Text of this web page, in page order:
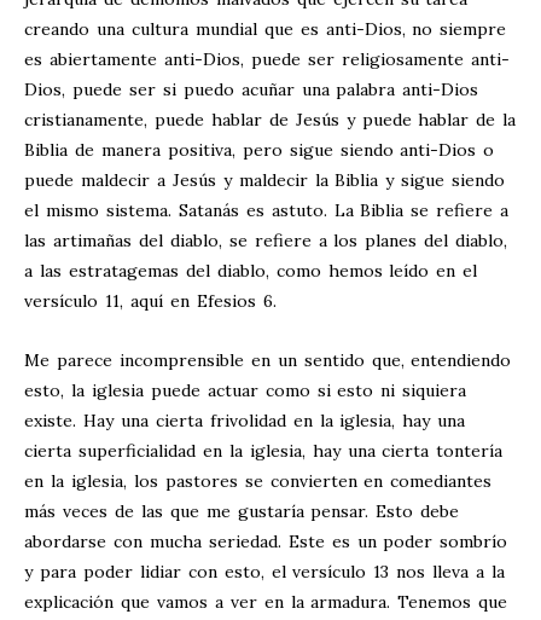
creando una cultura mundial que es anti-Dios, no siempre
es abiertamente anti-Dios, puede ser religiosamente anti-
Dios, puede ser si puedo acuñar una palabra anti-Dios
cristianamente, puede hablar de Jesús y puede hablar de la
Biblia de manera positiva, pero sigue siendo anti-Dios o
puede maldecir a Jesús y maldecir la Biblia y sigue siendo
el mismo sistema. Satanás es astuto. La Biblia se refiere a
las artimañas del diablo, se refiere a los planes del diablo,
a las estratagemas del diablo, como hemos leído en el
versículo 11, aquí en Efesios 6.
Me parece incomprensible en un sentido que, entendiendo
esto, la iglesia puede actuar como si esto ni siquiera
existe. Hay una cierta frivolidad en la iglesia, hay una
cierta superficialidad en la iglesia, hay una cierta tontería
en la iglesia, los pastores se convierten en comediantes
más veces de las que me gustaría pensar. Esto debe
abordarse con mucha seriedad. Este es un poder sombrío
y para poder lidiar con esto, el versículo 13 nos lleva a la
explicación que vamos a ver en la armadura. Tenemos que